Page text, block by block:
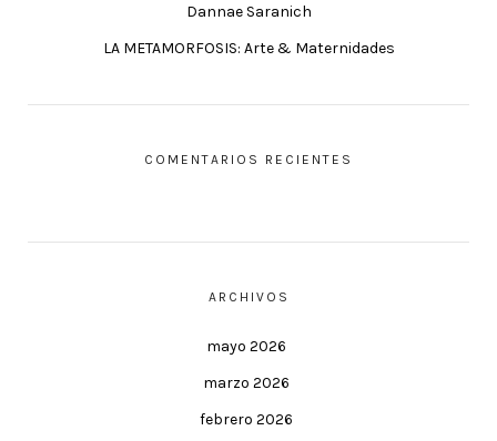
Dannae Saranich
LA METAMORFOSIS: Arte & Maternidades
COMENTARIOS RECIENTES
ARCHIVOS
mayo 2026
marzo 2026
febrero 2026